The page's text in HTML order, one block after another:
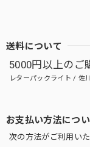
送料について
5000円以上のご
レターパックライト / 佐
お支払い方法につ
次の方法がご利用いた